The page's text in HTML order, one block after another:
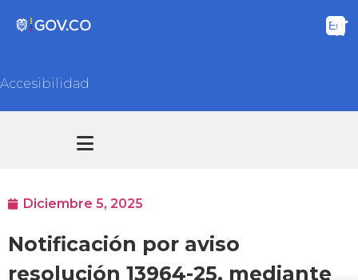
Accesibilidad
Diciembre 5, 2025
Notificación por aviso
resolución 13964-25, mediante